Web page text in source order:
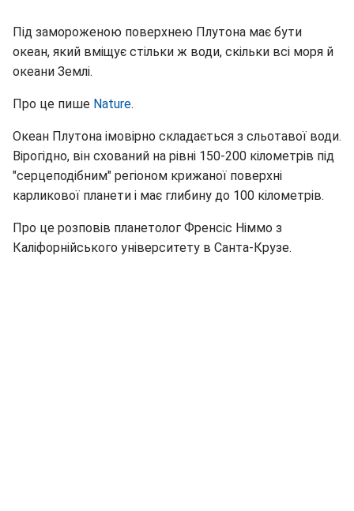
Під замороженою поверхнею Плутона має бути
океан, який вміщує стільки ж води, скільки всі моря й
океани Землі.
Про це пише Nature.
Океан Плутона імовірно складається з сльотавої води.
Вірогідно, він схований на рівні 150-200 кілометрів під
"серцеподібним" регіоном крижаної поверхні
карликової планети і має глибину до 100 кілометрів.
Про це розповів планетолог Френсіс Німмо з
Каліфорнійського університету в Санта-Крузе.